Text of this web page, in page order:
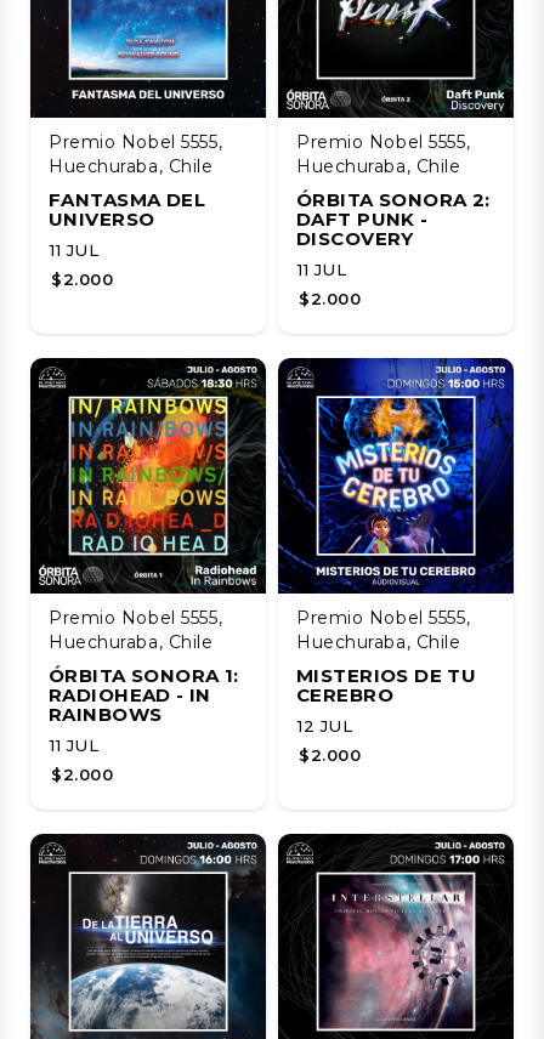
Premio Nobel 5555,
Huechuraba, Chile
FANTASMA DEL
UNIVERSO
11 JUL
$2.000
Premio Nobel 5555,
Huechuraba, Chile
ÓRBITA SONORA 2:
DAFT PUNK -
DISCOVERY
11 JUL
$2.000
Premio Nobel 5555,
Huechuraba, Chile
ÓRBITA SONORA 1:
RADIOHEAD - IN
RAINBOWS
11 JUL
$2.000
Premio Nobel 5555,
Huechuraba, Chile
MISTERIOS DE TU
CEREBRO
12 JUL
$2.000